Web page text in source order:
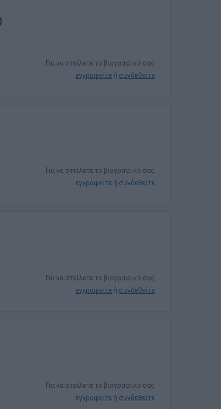
Για να στείλετε το βιογραφικό σας
εγγραφείτε ή συνδεθείτε
Για να στείλετε το βιογραφικό σας
εγγραφείτε ή συνδεθείτε
Για να στείλετε το βιογραφικό σας
εγγραφείτε ή συνδεθείτε
Για να στείλετε το βιογραφικό σας
εγγραφείτε ή συνδεθείτε